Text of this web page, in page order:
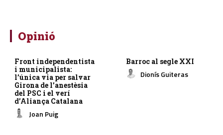
Opinió
Front independentista
i municipalista:
l’única via per salvar
Girona de l’anestèsia
del PSC i el verí
d’Aliança Catalana
Joan Puig
Barroc al segle XXI
Dionís Guiteras